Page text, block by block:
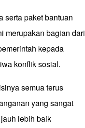
serta paket bantuan
merupakan bagian dari
kepada
konflik sosial.
semua terus
yang sangat
lebih baik